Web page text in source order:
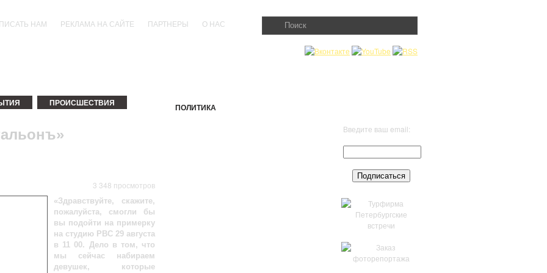
НАМ РЕКЛАМА НА САЙТЕ ПАРТНЕРЫ О НАС
ПРОИСШЕСТВИЯ ПОЛИТИКА
ФЕСТИВАЛИ
3 348 просмотров
«Здравствуйте, скажите,
пожалуйста, смогли бы
вы подойти на примерку
на студию РВС 29 августа
в 11 00. Дело в том, что
мы сейчас набираем
девушек, которые
Введите ваш email: